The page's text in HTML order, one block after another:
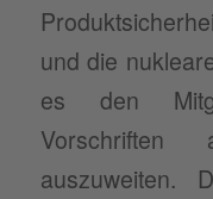
und die
es den
auszuweiten.